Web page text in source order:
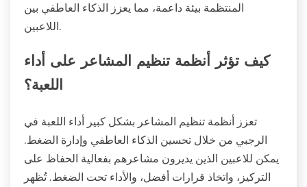
المنتظمة بيئة داعمة، مما يعزز الذكاء العاطفي بين
اللاعبين.
كيف تؤثر أنظمة تنظيم المشاعر على أداء
اللعبة؟
تعزز أنظمة تنظيم المشاعر بشكل كبير أداء اللعبة في
الرجبي من خلال تحسين الذكاء العاطفي وإدارة الضغط.
يمكن للاعبين الذين يديرون مشاعرهم بفعالية الحفاظ على
التركيز، واتخاذ قرارات أفضل، والأداء تحت الضغط. تُظهر